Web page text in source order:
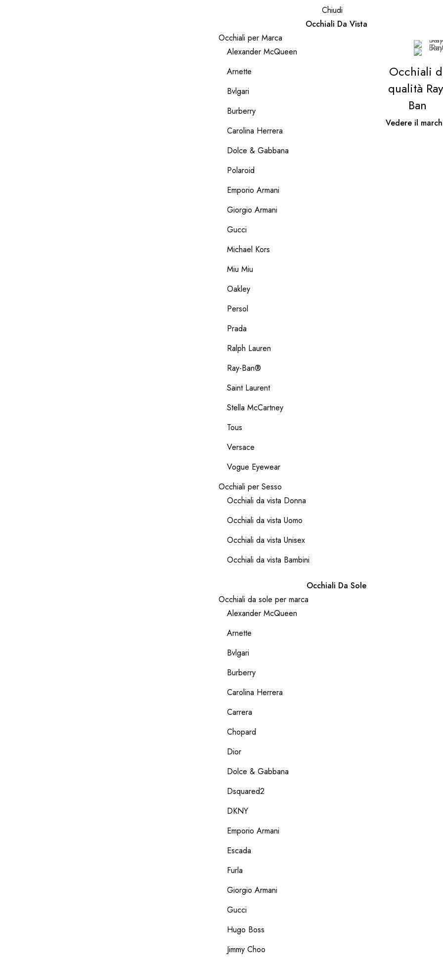
Chiudi
Occhiali Da Vista
Occhiali per Marca
Alexander McQueen
Arnette
Bvlgari
Burberry
Carolina Herrera
Dolce & Gabbana
Polaroid
Emporio Armani
Giorgio Armani
Gucci
Michael Kors
Miu Miu
Oakley
Persol
Prada
Ralph Lauren
Ray-Ban®
Saint Laurent
Stella McCartney
Tous
Versace
Vogue Eyewear
Occhiali per Sesso
Occhiali da vista Donna
Occhiali da vista Uomo
Occhiali da vista Unisex
Occhiali da vista Bambini
Occhiali
qualità
Ban
Vedere il
Occhiali Da Sole
Occhiali da sole per marca
Alexander McQueen
Arnette
Bvlgari
Burberry
Carolina Herrera
Carrera
Chopard
Dior
Dolce & Gabbana
Dsquared2
DKNY
Emporio Armani
Escada
Furla
Giorgio Armani
Gucci
Hugo Boss
Jimmy Choo